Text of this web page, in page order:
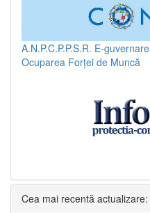
A.N.P.C.P.P.S.R. E-guvernare
Ocuparea Forței de Muncă
Cea mai recentă actualizare: